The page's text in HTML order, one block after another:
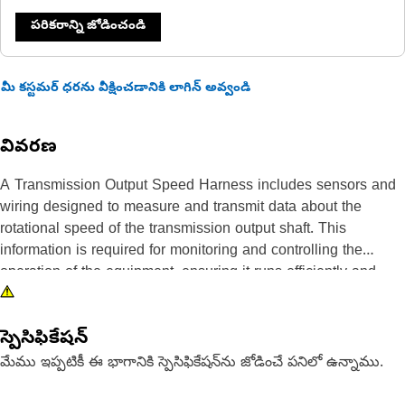
పరికరాన్ని జోడించండి
మీ కస్టమర్ ధరను వీక్షించడానికి లాగిన్ అవ్వండి
వివరణ
A Transmission Output Speed Harness includes sensors and
wiring designed to measure and transmit data about the
rotational speed of the transmission output shaft. This
information is required for monitoring and controlling the
operation of the equipment, ensuring it runs efficiently and
safely.
Attributes:
• Ensures safety and efficiency.
స్పెసిఫికేషన్
మేము ఇప్పటికీ ఈ భాగానికి స్పెసిఫికేషన్‌ను జోడించే పనిలో ఉన్నాము.